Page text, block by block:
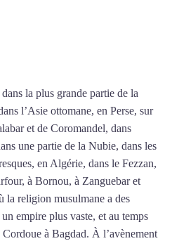
la plus grande partie de la
l’Asie ottomane, en Perse, sur
et de Coromandel, dans
une partie de la Nubie, dans les
en Algérie, dans le Fezzan,
à Bornou, à Zanguebar et
la religion musulmane a des
empire plus vaste, et au temps
à Bagdad. À l’avènement